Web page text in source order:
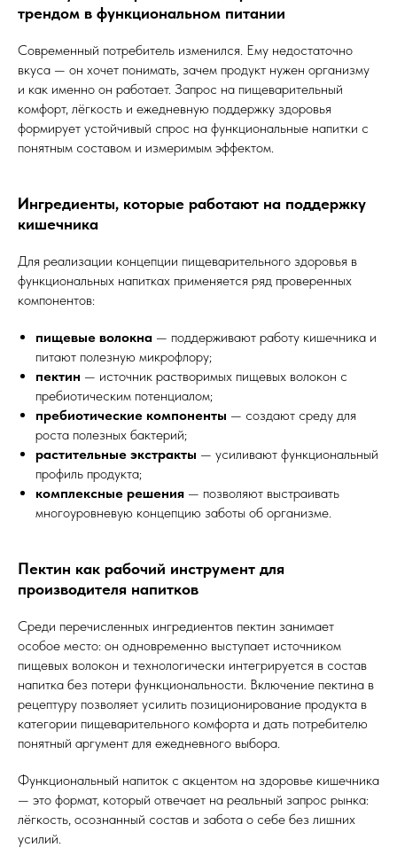
трендом в функциональном питании
Современный потребитель изменился. Ему недостаточно
вкуса — он хочет понимать, зачем продукт нужен организму
и как именно он работает. Запрос на пищеварительный
комфорт, лёгкость и ежедневную поддержку здоровья
формирует устойчивый спрос на функциональные напитки с
понятным составом и измеримым эффектом.
Ингредиенты, которые работают на поддержку
кишечника
Для реализации концепции пищеварительного здоровья в
функциональных напитках применяется ряд проверенных
компонентов:
пищевые волокна — поддерживают работу кишечника и
питают полезную микрофлору;
пектин — источник растворимых пищевых волокон с
пребиотическим потенциалом;
пребиотические компоненты — создают среду для
роста полезных бактерий;
растительные экстракты — усиливают функциональный
профиль продукта;
комплексные решения — позволяют выстраивать
многоуровневую концепцию заботы об организме.
Пектин как рабочий инструмент для
производителя напитков
Среди перечисленных ингредиентов пектин занимает
особое место: он одновременно выступает источником
пищевых волокон и технологически интегрируется в состав
напитка без потери функциональности. Включение пектина в
рецептуру позволяет усилить позиционирование продукта в
категории пищеварительного комфорта и дать потребителю
понятный аргумент для ежедневного выбора.
Функциональный напиток с акцентом на здоровье кишечника
— это формат, который отвечает на реальный запрос рынка:
лёгкость, осознанный состав и забота о себе без лишних
усилий.